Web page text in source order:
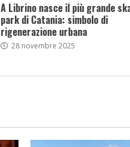
A Librino nasce il più grande
park di Catania: simbolo di
rigenerazione urbana
28 novembre 2025